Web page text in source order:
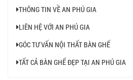
SỐ: X001
THÔNG TIN VỀ AN PHÚ GIA
LIÊN HỆ VỚI AN PHÚ GIA
GÓC TƯ VẤN NỘI THẤT BÀN GHẾ
TẤT CẢ BÀN GHẾ ĐẸP TẠI AN PHÚ GIA